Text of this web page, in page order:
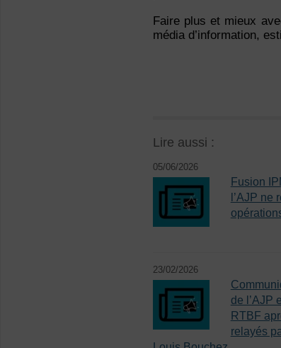
Faire plus et mieux
média d’information,
Lire aussi :
05/06/2026
Fusion
l’AJP ne
23/02/2026
de l’AJP
RTBF
relayés